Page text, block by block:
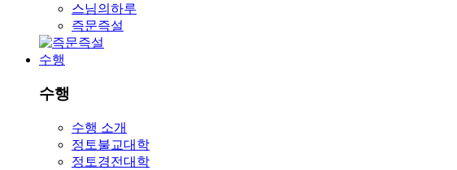
스님의하루
즉문즉설
수행
수행
수행 소개
정토불교대학
정토경전대학